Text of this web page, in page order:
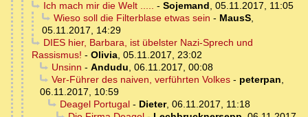
Ich mach mir die Welt ..... - Sojemand, 05.11.2017, 11:05
Wieso soll die Filterblase etwas sein - MausS,
05.11.2017, 14:29
DIES hier, Barbara, ist übelster Nazi-Sprech und
Rassismus! - Olivia, 05.11.2017, 23:02
Unsinn - Andudu, 06.11.2017, 00:08
Ver-Führer des naiven, verführten Volkes- peterpan,
06.11.2017, 10:59
Deagel Portugal- Dieter, 06.11.2017, 11:18